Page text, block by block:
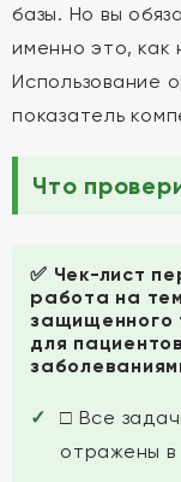
базы. Но вы
именно это, как
Использование
показатель
Что
✅ Чек-лист
работа на
защищенного
для
□ Все
отражены в